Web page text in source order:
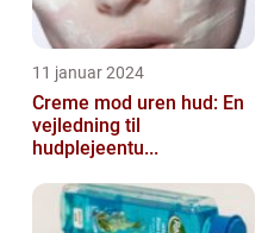
11 januar 2024
Creme mod uren hud: En
vejledning til
hudplejeentu...